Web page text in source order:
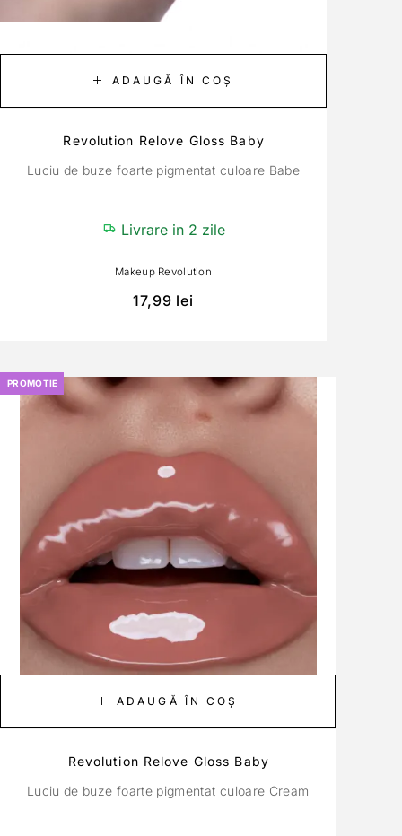
ADAUGĂ ÎN COȘ
Revolution Relove Gloss Baby
Luciu de buze foarte pigmentat culoare Babe
Livrare in 2 zile
Makeup Revolution
17,99 lei
PROMOTIE
ADAUGĂ ÎN COȘ
Revolution Relove Gloss Baby
Luciu de buze foarte pigmentat culoare Cream